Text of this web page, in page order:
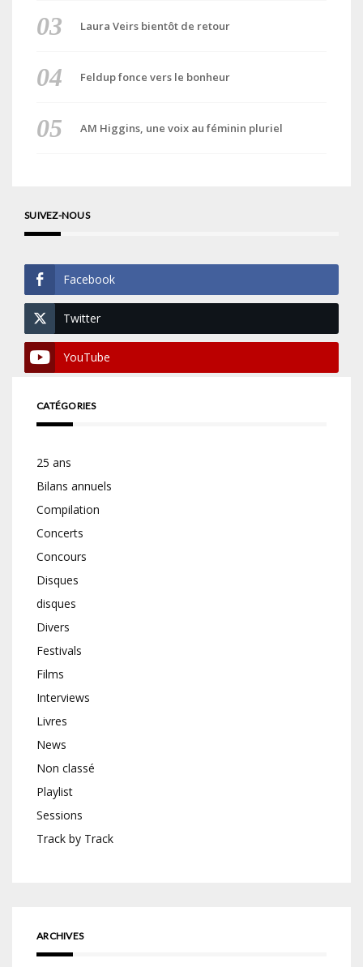
Laura Veirs bientôt de retour
Feldup fonce vers le bonheur
AM Higgins, une voix au féminin pluriel
SUIVEZ-NOUS
Facebook
Twitter
YouTube
CATÉGORIES
25 ans
Bilans annuels
Compilation
Concerts
Concours
Disques
disques
Divers
Festivals
Films
Interviews
Livres
News
Non classé
Playlist
Sessions
Track by Track
ARCHIVES